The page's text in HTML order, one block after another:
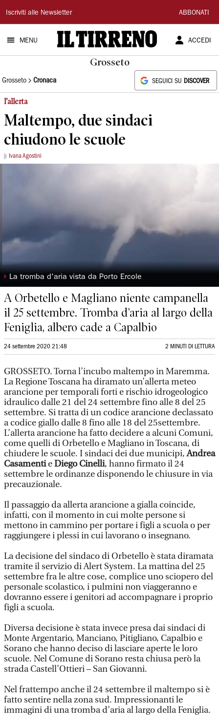
Il
Tirreno
Iscriviti alle Newsletter ABBONATI
MENU ACCEDI
Grosseto
Grosseto Cronaca SEGUICI SU DISCOVER
l’allerta
Maltempo, due sindaci
chiudono le scuole
Ivana Agostini
◗ La tromba d'aria vista da Porto Ercole
A Orbetello e Magliano niente campanella
il 25 settembre. Tromba d’aria al largo della
Feniglia, albero cade a Capalbio
24 settembre 2020 21:48 2 MINUTI DI LETTURA
GROSSETO. Torna l’incubo maltempo in Maremma.
La Regione Toscana ha diramato un’allerta meteo
arancione per temporali forti e rischio idrogeologico
idraulico dalle 21 del 24 settembre fino alle 8 del 25
settembre. Si tratta di un codice arancione declassato
a codice giallo dalle 8 fino alle 18 del 25settembre.
L’allerta arancione ha fatto decidere a alcuni Comuni,
come quelli di Orbetello e Magliano in Toscana, di
chiudere le scuole. I sindaci dei due municipi,Andrea
CasamentieDiego Cinelli, hanno firmato il 24
settembre le ordinanze disponendo le chiusure in via
precauzionale.
Il passaggio da allerta arancione a gialla coincide,
infatti, con il momento in cui molte persone si
mettono in cammino per portare i figli a scuola o per
raggiungere i plessi in cui lavorano o insegnano.
La decisione del sindaco di Orbetello è stata diramata
tramite il servizio di Alert System. La mattina del 25
settembre fra le altre cose, complice uno sciopero del
personale scolastico, i pulmini non viaggeranno e
dovranno essere i genitori ad accompagnare i proprio
figli a scuola.
Diversa decisione è stata invece presa dai sindaci di
Monte Argentario, Manciano, Pitigliano, Capalbio e
Sorano che hanno deciso di lasciare aperte le loro
scuole. Nel Comune di Sorano resta chiusa però la
strada Castell’Ottieri – San Giovanni.
Nel frattempo anche il 24 settembre il maltempo si è
fatto sentire nella zona sud. Impressionanti le
immagini di una tromba d’aria al largo della Feniglia.